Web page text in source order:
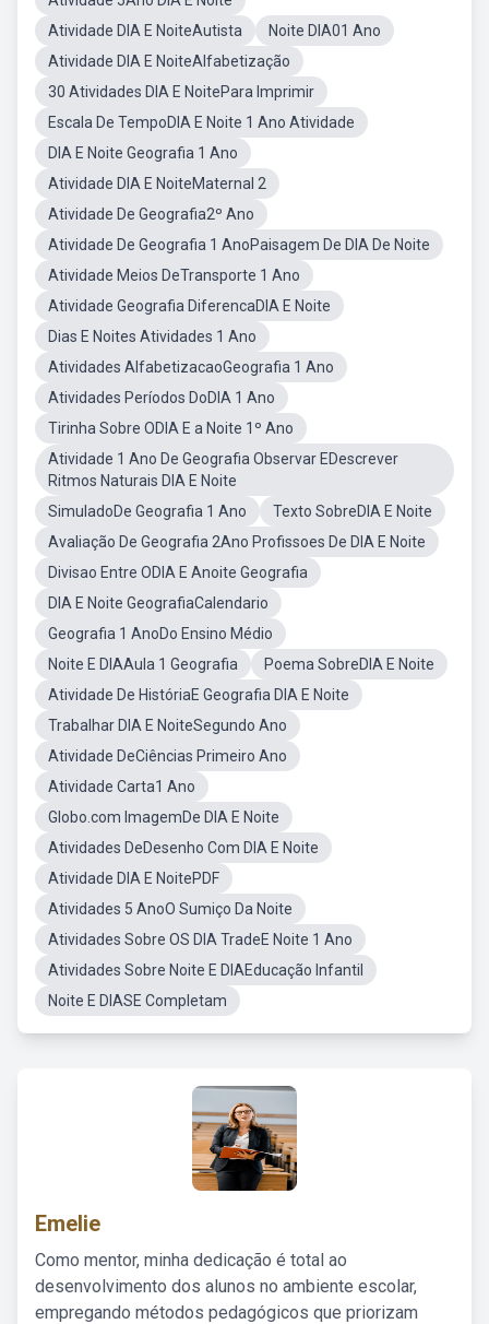
Atividade DIA E NoiteAutista
Noite DIA01 Ano
Atividade DIA E NoiteAlfabetização
30 Atividades DIA E NoitePara Imprimir
Escala De TempoDIA E Noite 1 Ano Atividade
DIA E Noite Geografia 1 Ano
Atividade DIA E NoiteMaternal 2
Atividade De Geografia2º Ano
Atividade De Geografia 1 AnoPaisagem De DIA De Noite
Atividade Meios DeTransporte 1 Ano
Atividade Geografia DiferencaDIA E Noite
Dias E Noites Atividades 1 Ano
Atividades AlfabetizacaoGeografia 1 Ano
Atividades Períodos DoDIA 1 Ano
Tirinha Sobre ODIA E a Noite 1º Ano
Atividade 1 Ano De Geografia Observar EDescrever
Ritmos Naturais DIA E Noite
SimuladoDe Geografia 1 Ano
Texto SobreDIA E Noite
Avaliação De Geografia 2Ano Profissoes De DIA E Noite
Divisao Entre ODIA E Anoite Geografia
DIA E Noite GeografiaCalendario
Geografia 1 AnoDo Ensino Médio
Noite E DIAAula 1 Geografia
Poema SobreDIA E Noite
Atividade De HistóriaE Geografia DIA E Noite
Trabalhar DIA E NoiteSegundo Ano
Atividade DeCiências Primeiro Ano
Atividade Carta1 Ano
Globo.com ImagemDe DIA E Noite
Atividades DeDesenho Com DIA E Noite
Atividade DIA E NoitePDF
Atividades 5 AnoO Sumiço Da Noite
Atividades Sobre OS DIA TradeE Noite 1 Ano
Atividades Sobre Noite E DIAEducação Infantil
Noite E DIASE Completam
Emelie
Como mentor, minha dedicação é total ao
desenvolvimento dos alunos no ambiente escolar,
empregando métodos pedagógicos que priorizam